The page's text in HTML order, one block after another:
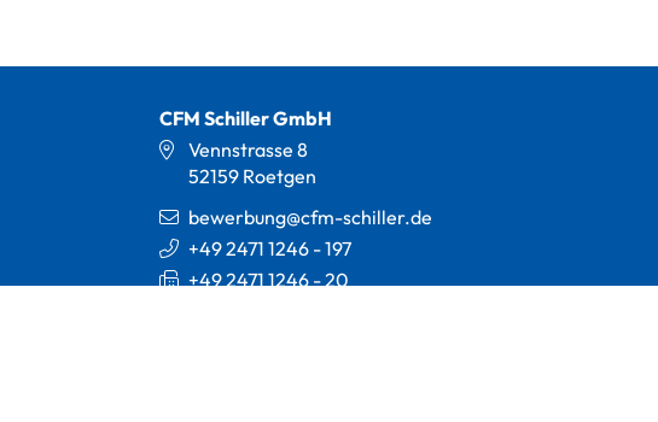
CFM Schiller GmbH
Vennstrasse 8
52159 Roetgen
bewerbung@cfm-schiller.de
+49 2471 1246 - 197
+49 2471 1246 - 20